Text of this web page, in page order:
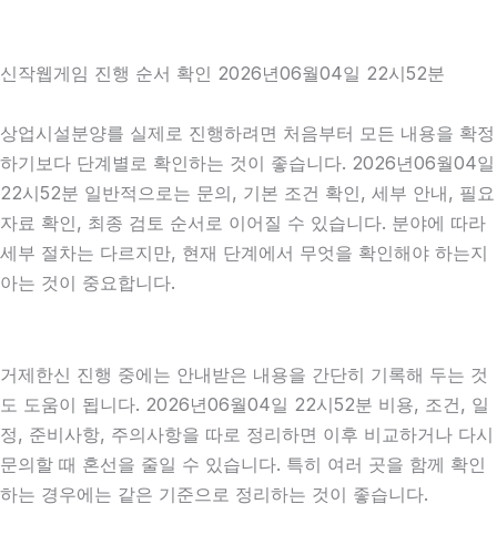
신작웹게임 진행 순서 확인 2026년06월04일 22시52분
상업시설분양를 실제로 진행하려면 처음부터 모든 내용을 확정
하기보다 단계별로 확인하는 것이 좋습니다. 2026년06월04일
22시52분 일반적으로는 문의, 기본 조건 확인, 세부 안내, 필요
자료 확인, 최종 검토 순서로 이어질 수 있습니다. 분야에 따라
세부 절차는 다르지만, 현재 단계에서 무엇을 확인해야 하는지
아는 것이 중요합니다.
거제한신 진행 중에는 안내받은 내용을 간단히 기록해 두는 것
도 도움이 됩니다. 2026년06월04일 22시52분 비용, 조건, 일
정, 준비사항, 주의사항을 따로 정리하면 이후 비교하거나 다시
문의할 때 혼선을 줄일 수 있습니다. 특히 여러 곳을 함께 확인
하는 경우에는 같은 기준으로 정리하는 것이 좋습니다.